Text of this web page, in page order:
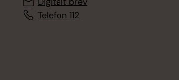
Telefon 112